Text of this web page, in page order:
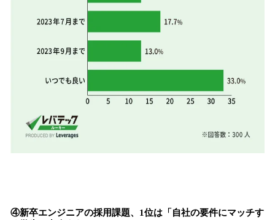
④新卒エンジニアの採用課題、1位は「自社の要件にマッチす